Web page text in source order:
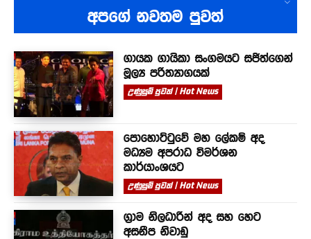
අපගේ නවතම පුවත්
ගායක ගායිකා සංගමයට සජිත්ගෙන්
මූල්‍ය පරිත්‍යාගයක්
උණුසුම් පුවත් | Hot News
පොහොට්ටුවේ මහ ලේකම් අද
මධ්‍යම අපරාධ විමර්ශන
කාර්යාංශයට
උණුසුම් පුවත් | Hot News
ග්‍රාම නිලධාරීන් අද සහ හෙට
අසනීප නිවාඩු